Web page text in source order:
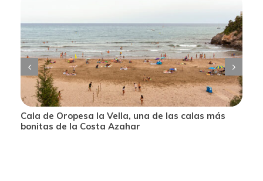
Cala de Oropesa la Vella, una de las calas más
bonitas de la Costa Azahar